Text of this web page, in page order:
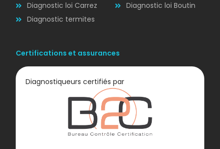
Diagnostic loi Carrez
Diagnostic termites
Diagnostic loi Boutin
Certifications et assurances
Diagnostiqueurs certifiés par